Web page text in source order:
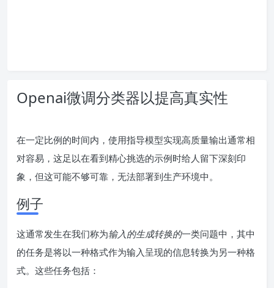
Openai微调分类器以提高真实性
在一定比例的时间内，使用指导模型实现高质量输出通常相
对容易，这足以在看到精心挑选的示例时给人留下深刻印
象，但这可能不够可靠，无法部署到生产环境中。
例子
这通常发生在我们称为输入的生成转换的一类问题中，其中
的任务是将以一种格式作为输入呈现的信息转换为另一种格
式。这些任务包括：